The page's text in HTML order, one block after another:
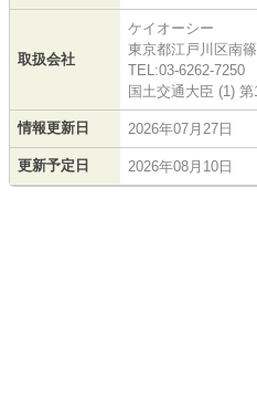
取扱会社
ケイオーシー
東京都江戸川区南
TEL:03-6262-7250
国土交通大臣 (1)
情報更新日 2026年07月27日
更新予定日 2026年08月10日